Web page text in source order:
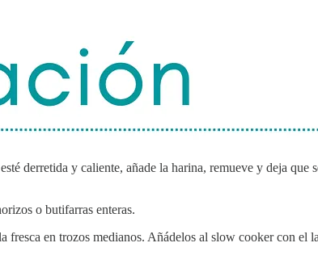
derretida y caliente, añade la harina, remueve y deja
o butifarras enteras.
en trozos medianos. Añádelos al slow cooker con el